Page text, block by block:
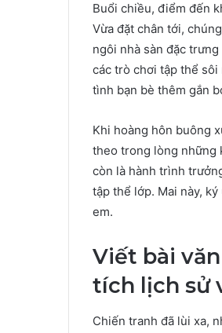
Buổi chiều, điểm đến
Vừa đặt chân tới,
ngôi nhà sàn đặc
các trò chơi tập thể
tình bạn bè thêm gắn
Khi hoàng hôn buông
theo trong lòng những
còn là hành trình
tập thể lớp. Mai này,
em.
Viết bài
tích lịch sử
Chiến tranh đã lùi xa,